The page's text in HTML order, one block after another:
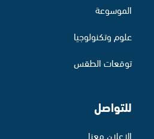
الموسوعة
علوم وتكنولوجيا
توقعات الطقس
للتواصل
الإعلان معنا